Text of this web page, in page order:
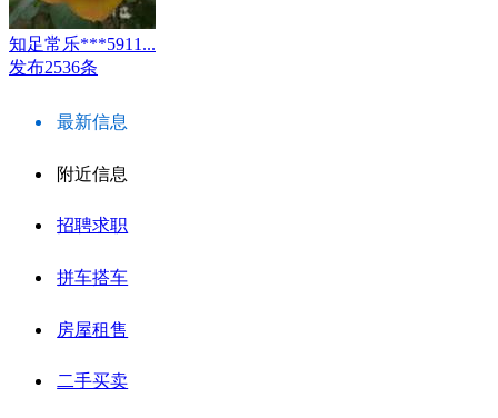
知足常乐***5911...
发布2536条
最新信息
附近信息
招聘求职
拼车搭车
房屋租售
二手买卖